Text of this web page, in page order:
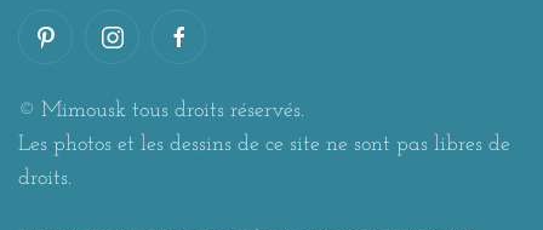
© Mimousk tous droits réservés.
Les photos et les dessins de ce site ne sont pas libres de
droits.